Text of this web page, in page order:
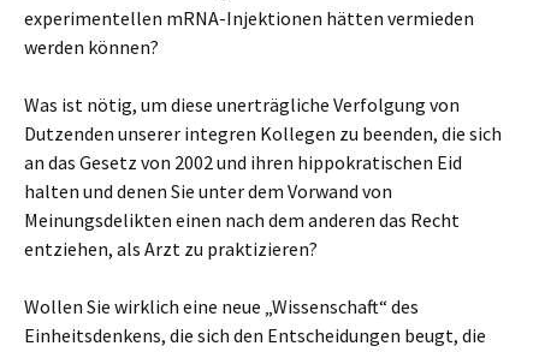
experimentellen mRNA-Injektionen hätten vermieden
werden können?
Was ist nötig, um diese unerträgliche Verfolgung von
Dutzenden unserer integren Kollegen zu beenden, die sich
an das Gesetz von 2002 und ihren hippokratischen Eid
halten und denen Sie unter dem Vorwand von
Meinungsdelikten einen nach dem anderen das Recht
entziehen, als Arzt zu praktizieren?
Wollen Sie wirklich eine neue „Wissenschaft“ des
Einheitsdenkens, die sich den Entscheidungen beugt, die